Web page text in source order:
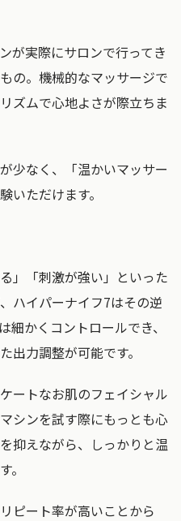
が実際にサロンで行ってき
の。機械的なマッサージで
ズムで心地よさが際立ちま
少なく、「温かいマッサー
いただけます。
」「刺激が強い」といった
ハイパーナイフ7はその逆
細かくコントロールでき、
出力調整が可能です。
ートなお肌のフェイシャル
シンを試す際にもっとも心
抑えながら、しっかりと温
。
ピート率が高いことから